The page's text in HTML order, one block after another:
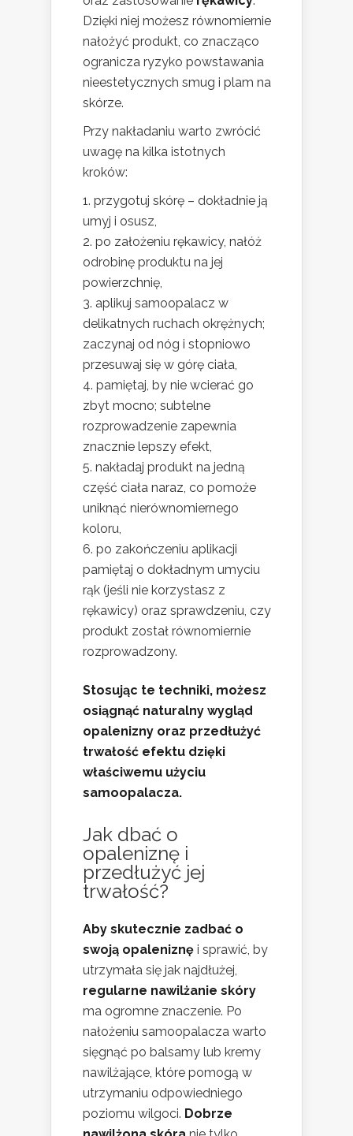
Dzięki niej możesz równomiernie
nałożyć produkt, co znacząco
ogranicza ryzyko powstawania
nieestetycznych smug i plam na
skórze.
Przy nakładaniu warto zwrócić
uwagę na kilka istotnych
kroków:
przygotuj skórę – dokładnie ją
umyj i osusz,
po założeniu rękawicy, nałóż
odrobinę produktu na jej
powierzchnię,
aplikuj samoopalacz w
delikatnych ruchach okrężnych;
zaczynaj od nóg i stopniowo
przesuwaj się w górę ciała,
pamiętaj, by nie wcierać go
zbyt mocno; subtelne
rozprowadzenie zapewnia
znacznie lepszy efekt,
nakładaj produkt na jedną
część ciała naraz, co pomoże
uniknąć nierównomiernego
koloru,
po zakończeniu aplikacji
pamiętaj o dokładnym umyciu
rąk (jeśli nie korzystasz z
rękawicy) oraz sprawdzeniu, czy
produkt został równomiernie
rozprowadzony.
Stosując te techniki, możesz
osiągnąć naturalny wygląd
opalenizny oraz przedłużyć
trwałość efektu dzięki
właściwemu użyciu
samoopalacza.
Jak dbać o
opaleniznę i
przedłużyć jej
trwałość?
Aby skutecznie zadbać o
swoją opaleniznę i sprawić, by
utrzymała się jak najdłużej,
regularne nawilżanie skóry
ma ogromne znaczenie. Po
nałożeniu samoopalacza warto
sięgnąć po balsamy lub kremy
nawilżające, które pomogą w
utrzymaniu odpowiedniego
poziomu wilgoci. Dobrze